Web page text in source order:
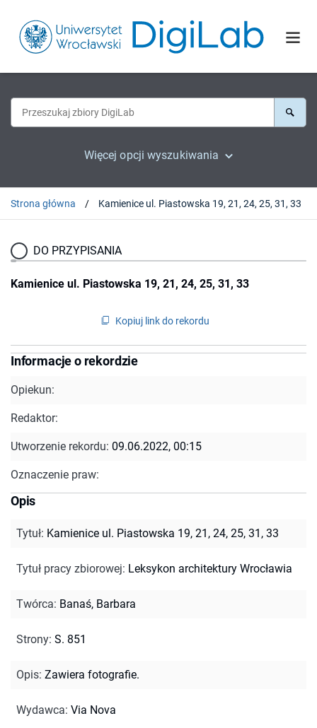
Więcej opcji wyszukiwania
Strona główna Kamienice ul. Piastowska 19, 21, 24, 25, 31, 33
DO PRZYPISANIA
Kamienice ul. Piastowska 19, 21, 24, 25, 31, 33
Kopiuj link do rekordu
Informacje o rekordzie
Opiekun:
Redaktor:
Utworzenie rekordu: 09.06.2022, 00:15
Oznaczenie praw:
Opis
Tytuł: Kamienice ul. Piastowska 19, 21, 24, 25, 31, 33
Tytuł pracy zbiorowej: Leksykon architektury Wrocławia
Twórca: Banaś, Barbara
Strony: S. 851
Opis: Zawiera fotografie.
Wydawca: Via Nova